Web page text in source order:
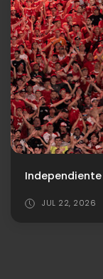
JUL 22, 2026